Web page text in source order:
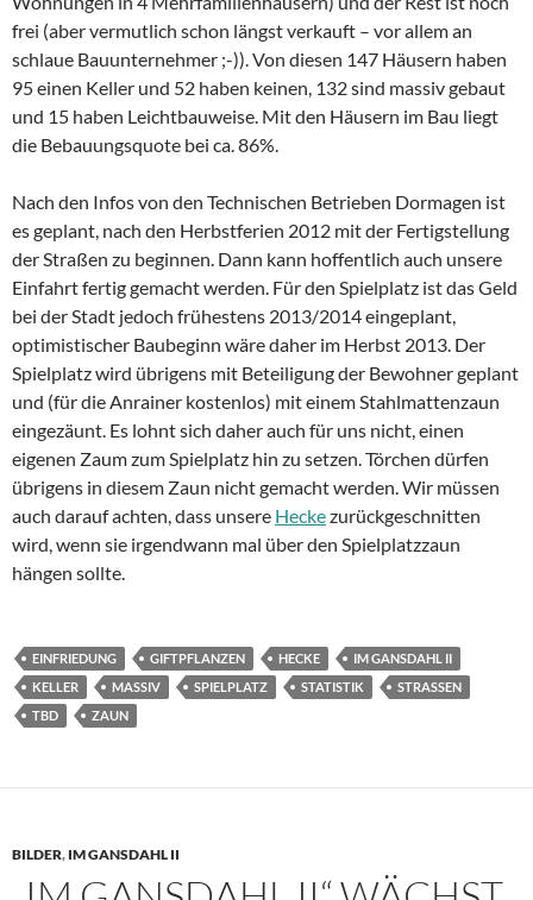
frei (aber vermutlich schon längst verkauft – vor allem an
schlaue Bauunternehmer ;-)). Von diesen 147 Häusern haben
95 einen Keller und 52 haben keinen, 132 sind massiv gebaut
und 15 haben Leichtbauweise. Mit den Häusern im Bau liegt
die Bebauungsquote bei ca. 86%.
Nach den Infos von den Technischen Betrieben Dormagen ist
es geplant, nach den Herbstferien 2012 mit der Fertigstellung
der Straßen zu beginnen. Dann kann hoffentlich auch unsere
Einfahrt fertig gemacht werden. Für den Spielplatz ist das Geld
bei der Stadt jedoch frühestens 2013/2014 eingeplant,
optimistischer Baubeginn wäre daher im Herbst 2013. Der
Spielplatz wird übrigens mit Beteiligung der Bewohner geplant
und (für die Anrainer kostenlos) mit einem Stahlmattenzaun
eingezäunt. Es lohnt sich daher auch für uns nicht, einen
eigenen Zaum zum Spielplatz hin zu setzen. Törchen dürfen
übrigens in diesem Zaun nicht gemacht werden. Wir müssen
auch darauf achten, dass unsere Heckezurückgeschnitten
wird, wenn sie irgendwann mal über den Spielplatzzaun
hängen sollte.
EINFRIEDUNG GIFTPFLANZEN HECKE
IM GANSDAHL II
KELLER
MASSIV SPIELPLATZ STATISTIK
STRASSEN
TBD
ZAUN
BILDER, IM GANSDAHL II